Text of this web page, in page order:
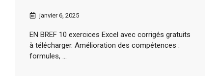
janvier 6, 2025
EN BREF 10 exercices Excel avec corrigés gratuits
à télécharger. Amélioration des compétences :
formules, ...